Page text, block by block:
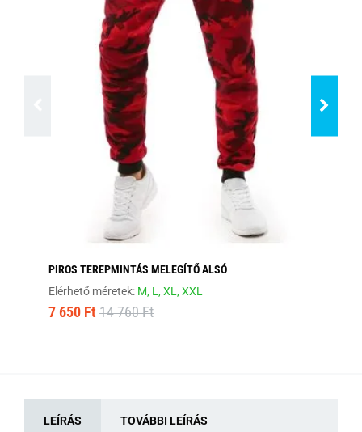
PIROS TEREPMINTÁS MELEGÍTŐ ALSÓ
Elérhető méretek: M, L,XL,XXL
7 650 Ft 14 760 Ft
LEÍRÁS TOVÁBBI LEÍRÁS